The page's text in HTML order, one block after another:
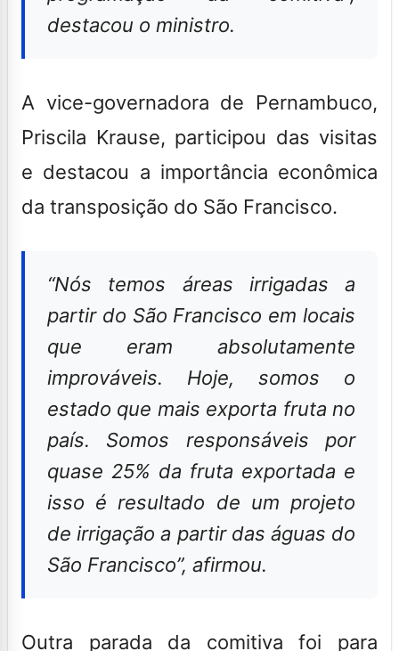
destacou o ministro.
A vice-governadora de Pernambuco,
Priscila Krause, participou das visitas
e destacou a importância econômica
da transposição do São Francisco.
“Nós temos áreas irrigadas a
partir do São Francisco em locais
que eram absolutamente
improváveis. Hoje, somos o
estado que mais exporta fruta no
país. Somos responsáveis por
quase 25% da fruta exportada e
isso é resultado de um projeto
de irrigação a partir das águas do
São Francisco”, afirmou.
Outra parada da comitiva foi para